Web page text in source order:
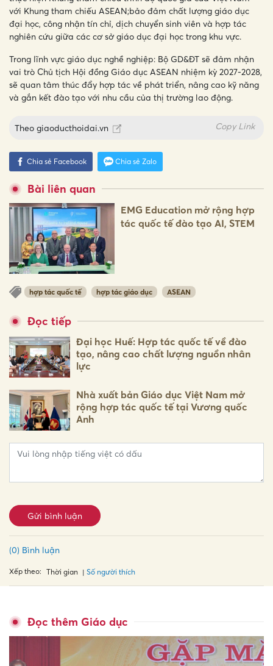
với Khung tham chiếu ASEAN;bảo đảm chất lượng giáo dục
đại học, công nhận tín chỉ, dịch chuyển sinh viên và hợp tác
nghiên cứu giữa các cơ sở giáo dục đại học trong khu vực.
Trong lĩnh vực giáo dục nghề nghiệp: Bộ GD&ĐT sẽ đảm nhận
vai trò Chủ tịch Hội đồng Giáo dục ASEAN nhiệm kỳ 2027-2028,
sẽ quan tâm thúc đẩy hợp tác về phát triển, nâng cao kỹ năng
và gắn kết đào tạo với nhu cầu của thị trường lao động.
Theo giaoducthoidai.vn Copy Link
Chia sẻ Facebook Chia sẻ Zalo
Bài liên quan
EMG Education mở rộng hợp
tác quốc tế đào tạo AI, STEM
hợp tác quốc tế hợp tác giáo dục ASEAN
Đọc tiếp
Đại học Huế: Hợp tác quốc tế về đào
tạo, nâng cao chất lượng nguồn nhân
lực
Nhà xuất bản Giáo dục Việt Nam mở
rộng hợp tác quốc tế tại Vương quốc
Anh
Gửi bình luận
(0) Bình luận
Xếp theo: Thời gian Số người thích
Đọc thêm Giáo dục